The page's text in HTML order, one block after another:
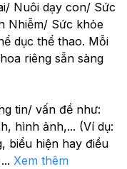
Nuôi dạy con/ Sức
Nhiễm/ Sức khỏe
dục thể thao. Mỗi
riêng sẵn sàng
tin/ vấn đề như:
hình ảnh,... (Ví dụ:
biểu hiện hay điều
... Xem thêm